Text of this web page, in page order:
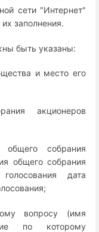
сети "Интернет"
заполнения.
быть указаны:
и место его
акционеров
собрания
общего собрания
дата
вопросу (имя
по которому